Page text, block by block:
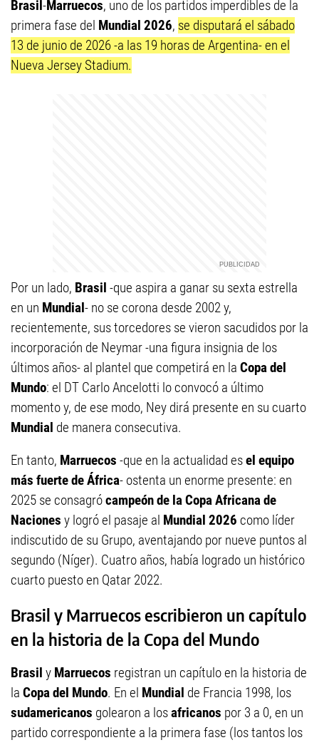
Brasil-Marruecos, uno de los partidos imperdibles de la
primera fase del Mundial 2026, se disputará el sábado
13 de junio de 2026 -a las 19 horas de Argentina- en el
Nueva Jersey Stadium.
Por un lado, Brasil -que aspira a ganar su sexta estrella
en un Mundial- no se corona desde 2002 y,
recientemente, sus torcedores se vieron sacudidos por la
incorporación de Neymar -una figura insignia de los
últimos años- al plantel que competirá en la Copa del
Mundo: el DT Carlo Ancelotti lo convocó a último
momento y, de ese modo, Ney dirá presente en su cuarto
Mundial de manera consecutiva.
En tanto, Marruecos -que en la actualidad esel equipo
más fuerte de África- ostenta un enorme presente: en
2025 se consagrócampeón de la Copa Africana de
Naciones y logró el pasaje al Mundial 2026 como líder
indiscutido de su Grupo, aventajando por nueve puntos al
segundo (Níger). Cuatro años, había logrado un histórico
cuarto puesto en Qatar 2022.
Brasil y Marruecos escribieron un capítulo
en la historia de la Copa del Mundo
Brasil y Marruecos registran un capítulo en la historia de
la Copa del Mundo. En el Mundial de Francia 1998, los
sudamericanos golearon a losafricanos por 3 a 0, en un
partido correspondiente a la primera fase (los tantos los